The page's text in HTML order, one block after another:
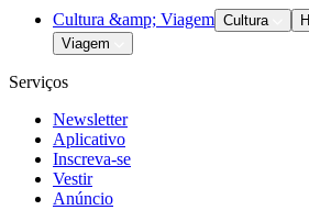
Cultura &amp; Viagem Cultura
Viagem
Serviços
Newsletter
Aplicativo
Inscreva-se
Vestir
Anúncio